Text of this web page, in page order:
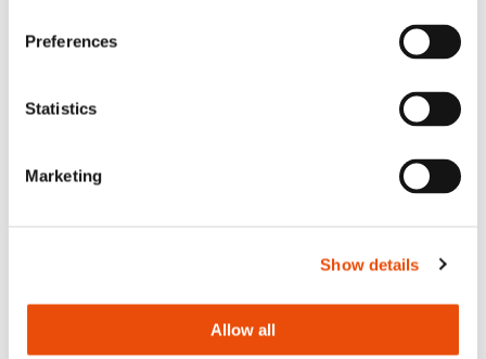
Preferences
Statistics
Marketing
Show details
Allow all
Siisteys on arjen huomaamaton ilo –